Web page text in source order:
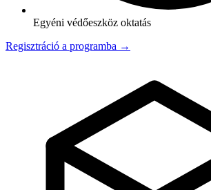
Egyéni védőeszköz oktatás
Regisztráció a programba →